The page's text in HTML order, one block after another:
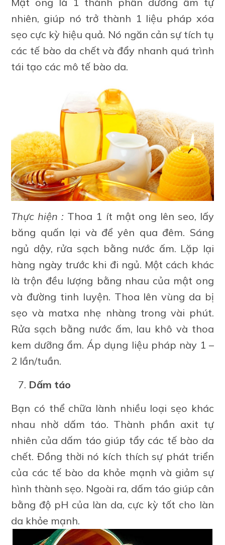
nhiên, giúp nó trở thành 1 liệu pháp xóa
sẹo cực kỳ hiệu quả. Nó ngăn cản sự tích tụ
các tế bào da chết và đẩy nhanh quá trình
tái tạo các mô tế bào da.
Thực hiện : Thoa 1 ít mật ong lên seo, lấy
băng quấn lại và để yên qua đêm. Sáng
ngủ dậy, rửa sạch bằng nước ấm. Lặp lại
hàng ngày trước khi đi ngủ. Một cách khác
là trộn đều lượng bằng nhau của mật ong
và đường tinh luyện. Thoa lên vùng da bị
sẹo và matxa nhẹ nhàng trong vài phút.
Rửa sạch bằng nước ấm, lau khô và thoa
kem dưỡng ẩm. Áp dụng liệu pháp này 1 –
2 lần/tuần.
Dấm táo
Bạn có thể chữa lành nhiều loại sẹo khác
nhau nhờ dấm táo. Thành phần axit tự
nhiên của dấm táo giúp tẩy các tế bào da
chết. Đồng thời nó kích thích sự phát triển
của các tế bào da khỏe mạnh và giảm sự
hình thành sẹo. Ngoài ra, dấm táo giúp cân
bằng độ pH của làn da, cực kỳ tốt cho làn
da khỏe mạnh.